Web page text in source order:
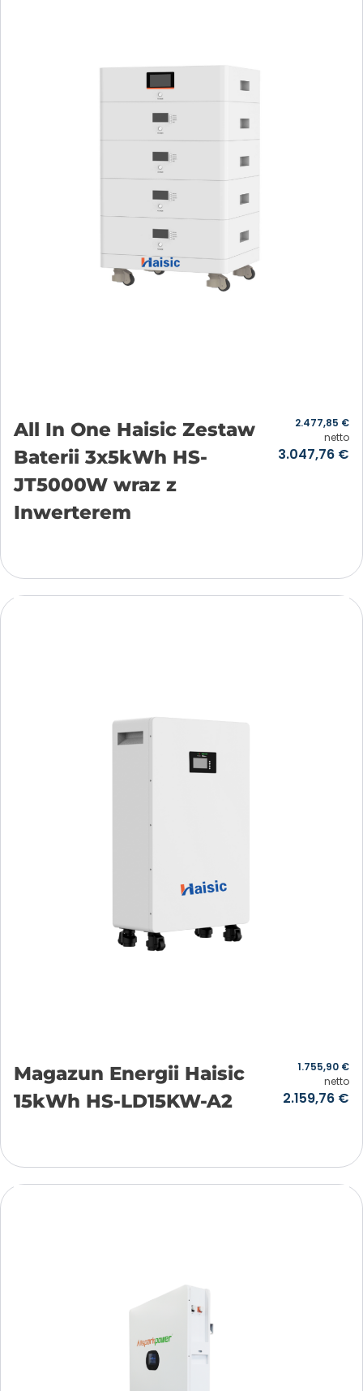
All In One Haisic Zestaw
Baterii 3x5kWh HS-
JT5000W wraz z
Inwerterem
3.047,76 €
2.477,85 €
netto
Magazun Energii Haisic
15kWh HS-LD15KW-A2
2.159,76 €
1.755,90 €
netto